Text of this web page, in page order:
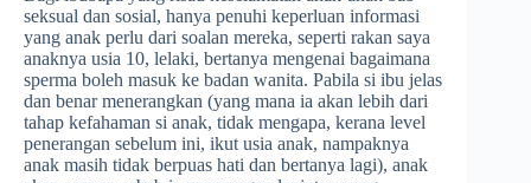
seksual dan sosial, hanya penuhi keperluan informasi
yang anak perlu dari soalan mereka, seperti rakan saya
anaknya usia 10, lelaki, bertanya mengenai bagaimana
sperma boleh masuk ke badan wanita. Pabila si ibu jelas
dan benar menerangkan (yang mana ia akan lebih dari
tahap kefahaman si anak, tidak mengapa, kerana level
penerangan sebelum ini, ikut usia anak, nampaknya
anak masih tidak berpuas hati dan bertanya lagi), anak